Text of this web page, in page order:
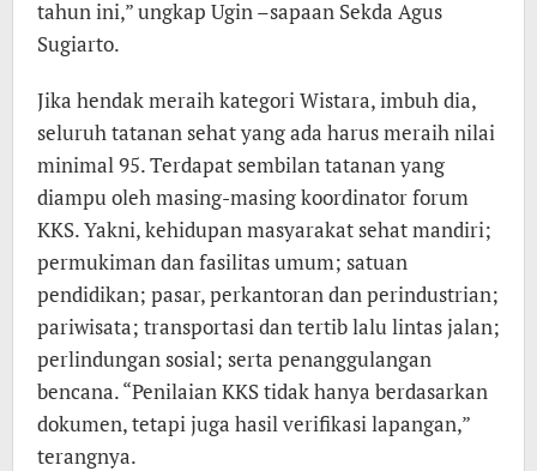
tahun ini,” ungkap Ugin –sapaan Sekda Agus
Sugiarto.
Jika hendak meraih kategori Wistara, imbuh dia,
seluruh tatanan sehat yang ada harus meraih nilai
minimal 95. Terdapat sembilan tatanan yang
diampu oleh masing-masing koordinator forum
KKS. Yakni, kehidupan masyarakat sehat mandiri;
permukiman dan fasilitas umum; satuan
pendidikan; pasar, perkantoran dan perindustrian;
pariwisata; transportasi dan tertib lalu lintas jalan;
perlindungan sosial; serta penanggulangan
bencana. “Penilaian KKS tidak hanya berdasarkan
dokumen, tetapi juga hasil verifikasi lapangan,”
terangnya.